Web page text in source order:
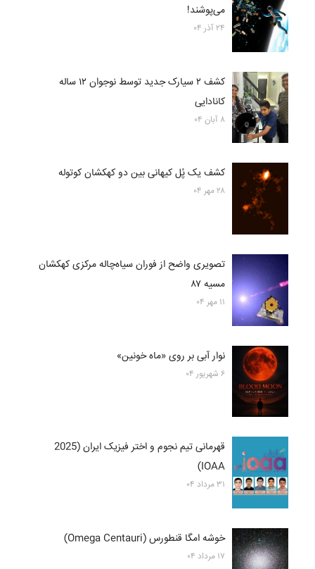
می‌پوشند!
۲۴ آذر ۰۴
کشف ۲ سیارک جدید توسط نوجوان ۱۲ ساله
کانادایی
۸ آبان ۰۴
کشف یک پُل کیهانی بین دو کهکشان کوتوله
۲۸ مهر ۰۴
تصویری واضح از فوران سیاه‌چاله مرکزی کهکشان
مسیه ۸۷
۱۱ مهر ۰۴
نوار آبی بر روی «ماه خونین»
۶ شهریور ۰۴
قهرمانی تیم نجوم و اختر فیزیک ایران (2025
IOAA)
۳۱ مرداد ۰۴
خوشه امگا قنطورس (Omega Centauri)
۱۷ مرداد ۰۴